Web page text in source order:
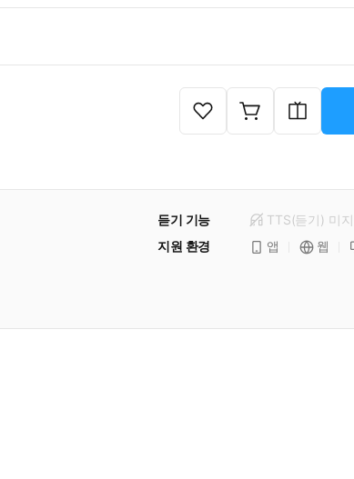
듣기 기능 TTS(듣기) 미
지원 환경 앱 웹